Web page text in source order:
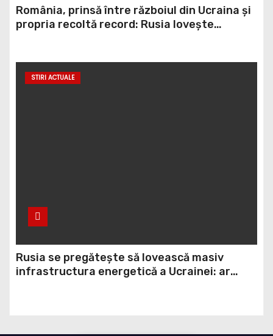
România, prinsă între războiul din Ucraina și
propria recoltă record: Rusia lovește
exportul cerealelor
STIRI ACTUALE
Rusia se pregătește să lovească masiv
infrastructura energetică a Ucrainei: ar